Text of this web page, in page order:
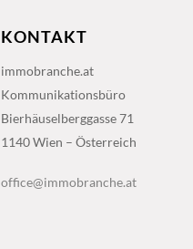
KONTAKT
immobranche.at
Kommunikationsbüro
Bierhäuselberggasse 71
1140 Wien – Österreich
office@immobranche.at